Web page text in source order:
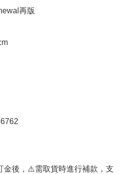
再版
金後，⚠️需取貨時進行補款，支